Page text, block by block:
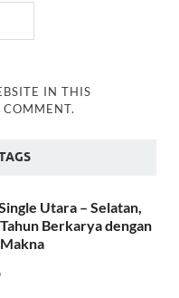
IN THIS
COMMENT.
Utara – Selatan,
Berkarya dengan